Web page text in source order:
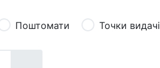
Поштомати Точки видачі